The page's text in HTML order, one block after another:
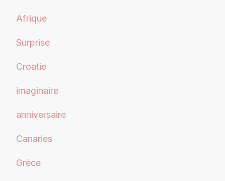
Afrique
Surprise
Croatie
imaginaire
anniversaire
Canaries
Grèce